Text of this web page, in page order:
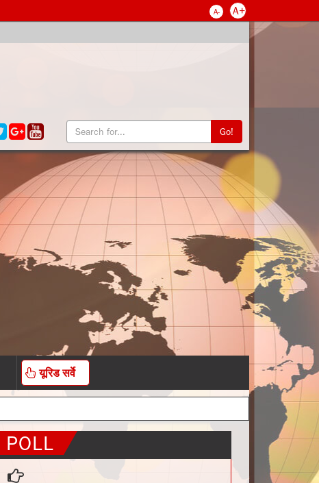
A- A+
Go!
यूरिड सर्वे
POLL